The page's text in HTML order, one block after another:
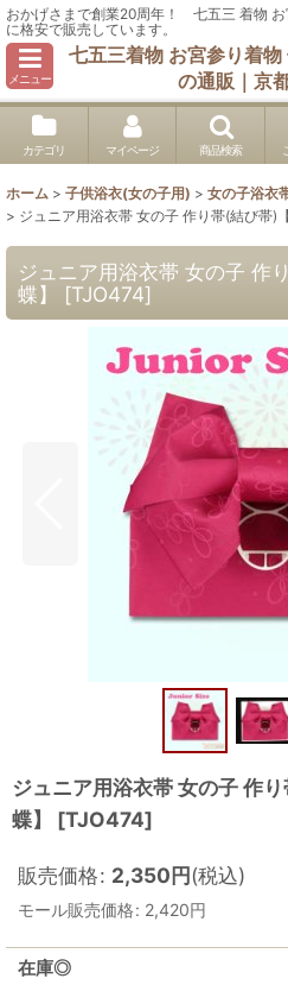
おかげさまで創業20周年！ 七五三 着物
に格安で販売しています。
メニュー
七五三着物 お宮参り着
の通販｜京
カテゴリ マイページ 商品検索
ホーム > 子供浴衣(女の子用) > 女の子浴衣
> ジュニア用浴衣帯 女の子 作り帯(結び帯)
ジュニア用浴衣帯 女の子 作
蝶】
[TJO474]
ジュニア用浴衣帯 女の子 作り
蝶】
[TJO474]
販売価格: 2,350円(税込)
モール販売価格: 2,420円
在庫◎